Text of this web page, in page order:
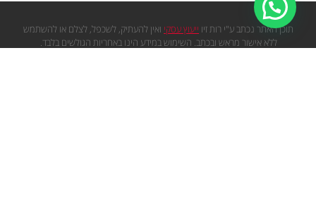
תוכן האתר נכתב ע"י רות זיו ייעוץ עסקי ואין להעתיק, לשכפל, לצלם או להשתמש
ללא אישור מראש ובכתב. השימוש במידע הינו באחריות הגולשים בלבד.